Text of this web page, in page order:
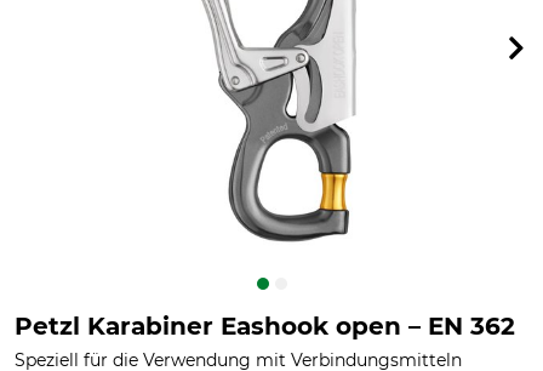
Petzl Karabiner Eashook open – EN 362
Speziell für die Verwendung mit Verbindungsmitteln